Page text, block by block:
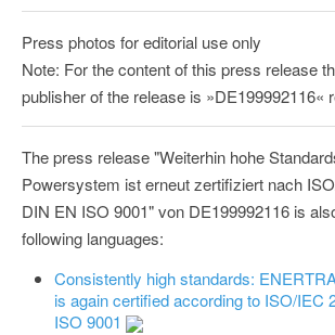
Press photos for editorial use only
Note: For the content of this press release
publisher of the release is »DE199992116«
The press release "Weiterhin hohe
Powersystem ist erneut zertifiziert nach
DIN EN ISO 9001" von DE199992116 is
following languages:
Consistently high standards:
is again certified according to ISO/IEC
ISO 9001